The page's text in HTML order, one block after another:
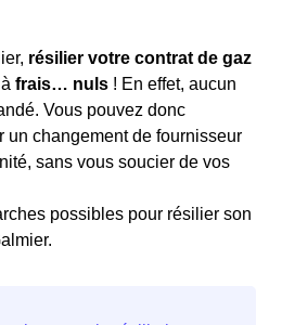
résilier votre contrat de gaz
frais… nuls ! En effet, aucun
Vous pouvez donc
un changement de fournisseur
sans vous soucier de vos
possibles pour résilier son